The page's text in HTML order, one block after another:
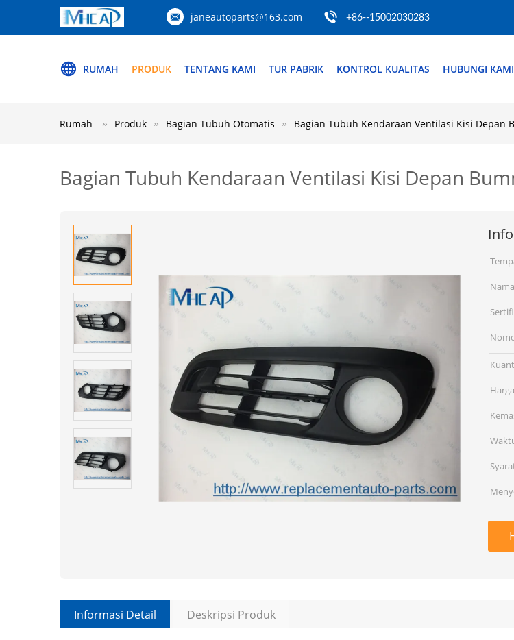
janeautoparts@163.com +86--15002030283
RUMAH PRODUK TENTANG KAMI TUR PABRIK KONTROL KUALITAS HUBUNGI KAMI
Rumah Produk Bagian Tubuh Otomatis Bagian Tubuh Kendaraan Ventilasi Kisi Depan
Bagian Tubuh Kendaraan Ventilasi Kisi Depan
Informasi Detail Deskripsi Produk